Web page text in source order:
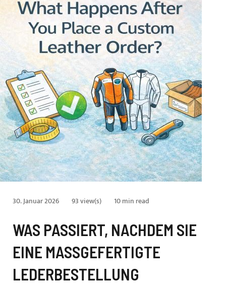
30. Januar 2026 93 view(s) 10 min read
WAS PASSIERT, NACHDEM SIE
EINE MASSGEFERTIGTE L
EDERBESTELLUNG A